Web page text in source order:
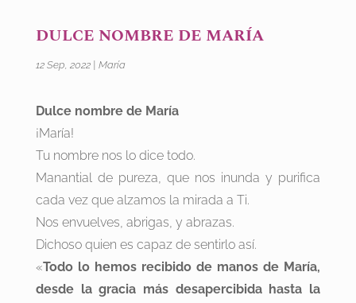
DULCE NOMBRE DE MARÍA
12 Sep, 2022| María
Dulce nombre de María
¡María!
Tu nombre nos lo dice todo.
Manantial de pureza, que nos inunda y purifica
cada vez que alzamos la mirada a Ti.
Nos envuelves, abrigas, y abrazas.
Dichoso quien es capaz de sentirlo así.
«Todo lo hemos recibido de manos de María,
desde la gracia más desapercibida hasta la